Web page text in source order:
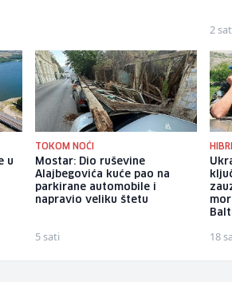
2
u
TOKOM NOĆI
Mostar: Dio ruševine
Alajbegovića kuće pao na
parkirane automobile i
napravio veliku štetu
5 sati 18